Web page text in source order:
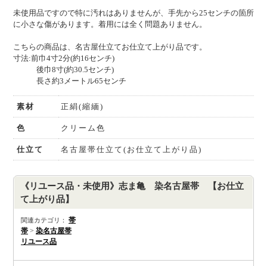
未使用品ですので特に汚れはありませんが、手先から25センチの箇所
に小さな傷があります。着用には全く問題ありません。
こちらの商品は、名古屋仕立てお仕立て上がり品です。
寸法:前巾4寸2分(約16センチ)
後巾8寸(約30.5センチ)
長さ約3メートル65センチ
素材 正絹(縮緬)
色 クリーム色
仕立て 名古屋帯仕立て(お仕立て上がり品)
《リユース品・未使用》志ま亀 染名古屋帯 【お仕立
て上がり品】
関連カテゴリ：
帯
帯 > 染名古屋帯
リユース品